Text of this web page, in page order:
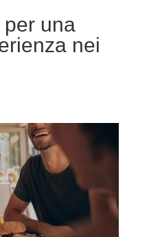
una
nei